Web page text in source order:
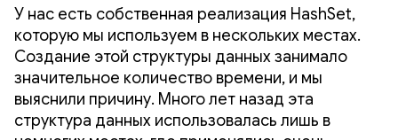
У нас есть собственная реализация HashSet,
которую мы используем в нескольких местах.
Создание этой структуры данных занимало
значительное количество времени, и мы
выяснили причину. Много лет назад эта
структура данных использовалась лишь в